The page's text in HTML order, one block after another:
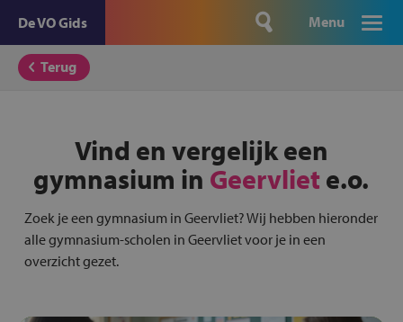
De VO Gids Menu
Terug
Vind en vergelijk een
gymnasium in Geervliet e.o.
Zoek je een gymnasium in Geervliet? Wij hebben hieronder
alle gymnasium-scholen in Geervliet voor je in een
overzicht gezet.